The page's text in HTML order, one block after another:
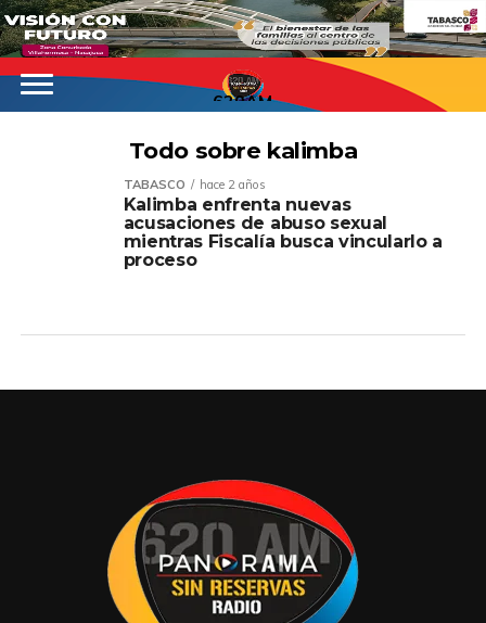
620AM
Todo sobre kalimba
TABASCO hace 2 años
Kalimba enfrenta nuevas
acusaciones de abuso sexual
mientras Fiscalía busca vincularlo a
proceso